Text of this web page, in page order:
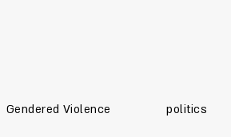
Gendered Violence politics